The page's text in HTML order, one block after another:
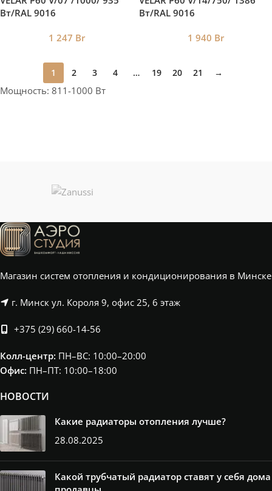
Bт/RAL 9016
1 247 Br
Bт/RAL 9016
1 940 Br
1 2 3 4 … 19 20 21 →
Мощность: 811-1000 Вт
Магазин систем отопления и кондиционирования в Минске
г. Минск ул. Короля 9, офис 25, 6 этаж
+375 (29) 660-14-56
Колл-центр: ПН–ВС: 10:00–20:00​
Офис: ПН–ПТ: 10:00–18:00
НОВОСТИ
Какие радиаторы отопления лучше?
28.08.2025
Какой трубчатый радиатор ставят у себя дома